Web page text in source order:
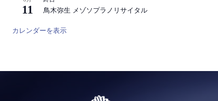
11 鳥木弥生 メゾソプラノリサイタル
カレンダーを表示